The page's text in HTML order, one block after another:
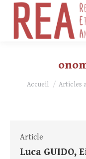
Vous êtes ici :
Accueil Articles
Article
Luca GUIDO,